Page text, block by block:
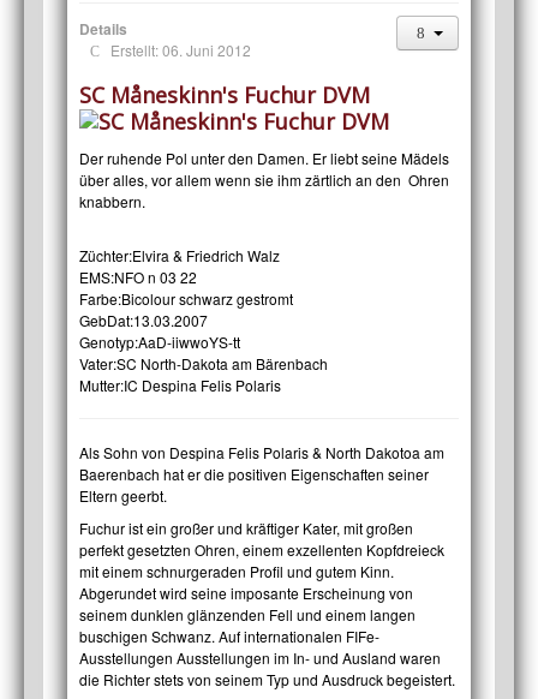
Details
Erstellt: 06. Juni 2012
SC Måneskinn's Fuchur DVM
Der ruhende Pol unter den Damen. Er liebt seine Mädels
über alles, vor allem wenn sie ihm zärtlich an den Ohren
knabbern.
Züchter:Elvira & Friedrich Walz
EMS:NFO n 03 22
Farbe:Bicolour schwarz gestromt
GebDat:13.03.2007
Genotyp:AaD-iiwwoYS-tt
Vater:SC North-Dakota am Bärenbach
Mutter:IC Despina Felis Polaris
Als Sohn von Despina Felis Polaris & North Dakotoa am
Baerenbach hat er die positiven Eigenschaften seiner
Eltern geerbt.
Fuchur ist ein großer und kräftiger Kater, mit großen
perfekt gesetzten Ohren, einem exzellenten Kopfdreieck
mit einem schnurgeraden Profil und gutem Kinn.
Abgerundet wird seine imposante Erscheinung von
seinem dunklen glänzenden Fell und einem langen
buschigen Schwanz. Auf internationalen FIFe-
Ausstellungen Ausstellungen im In- und Ausland waren
die Richter stets von seinem Typ und Ausdruck begeistert.